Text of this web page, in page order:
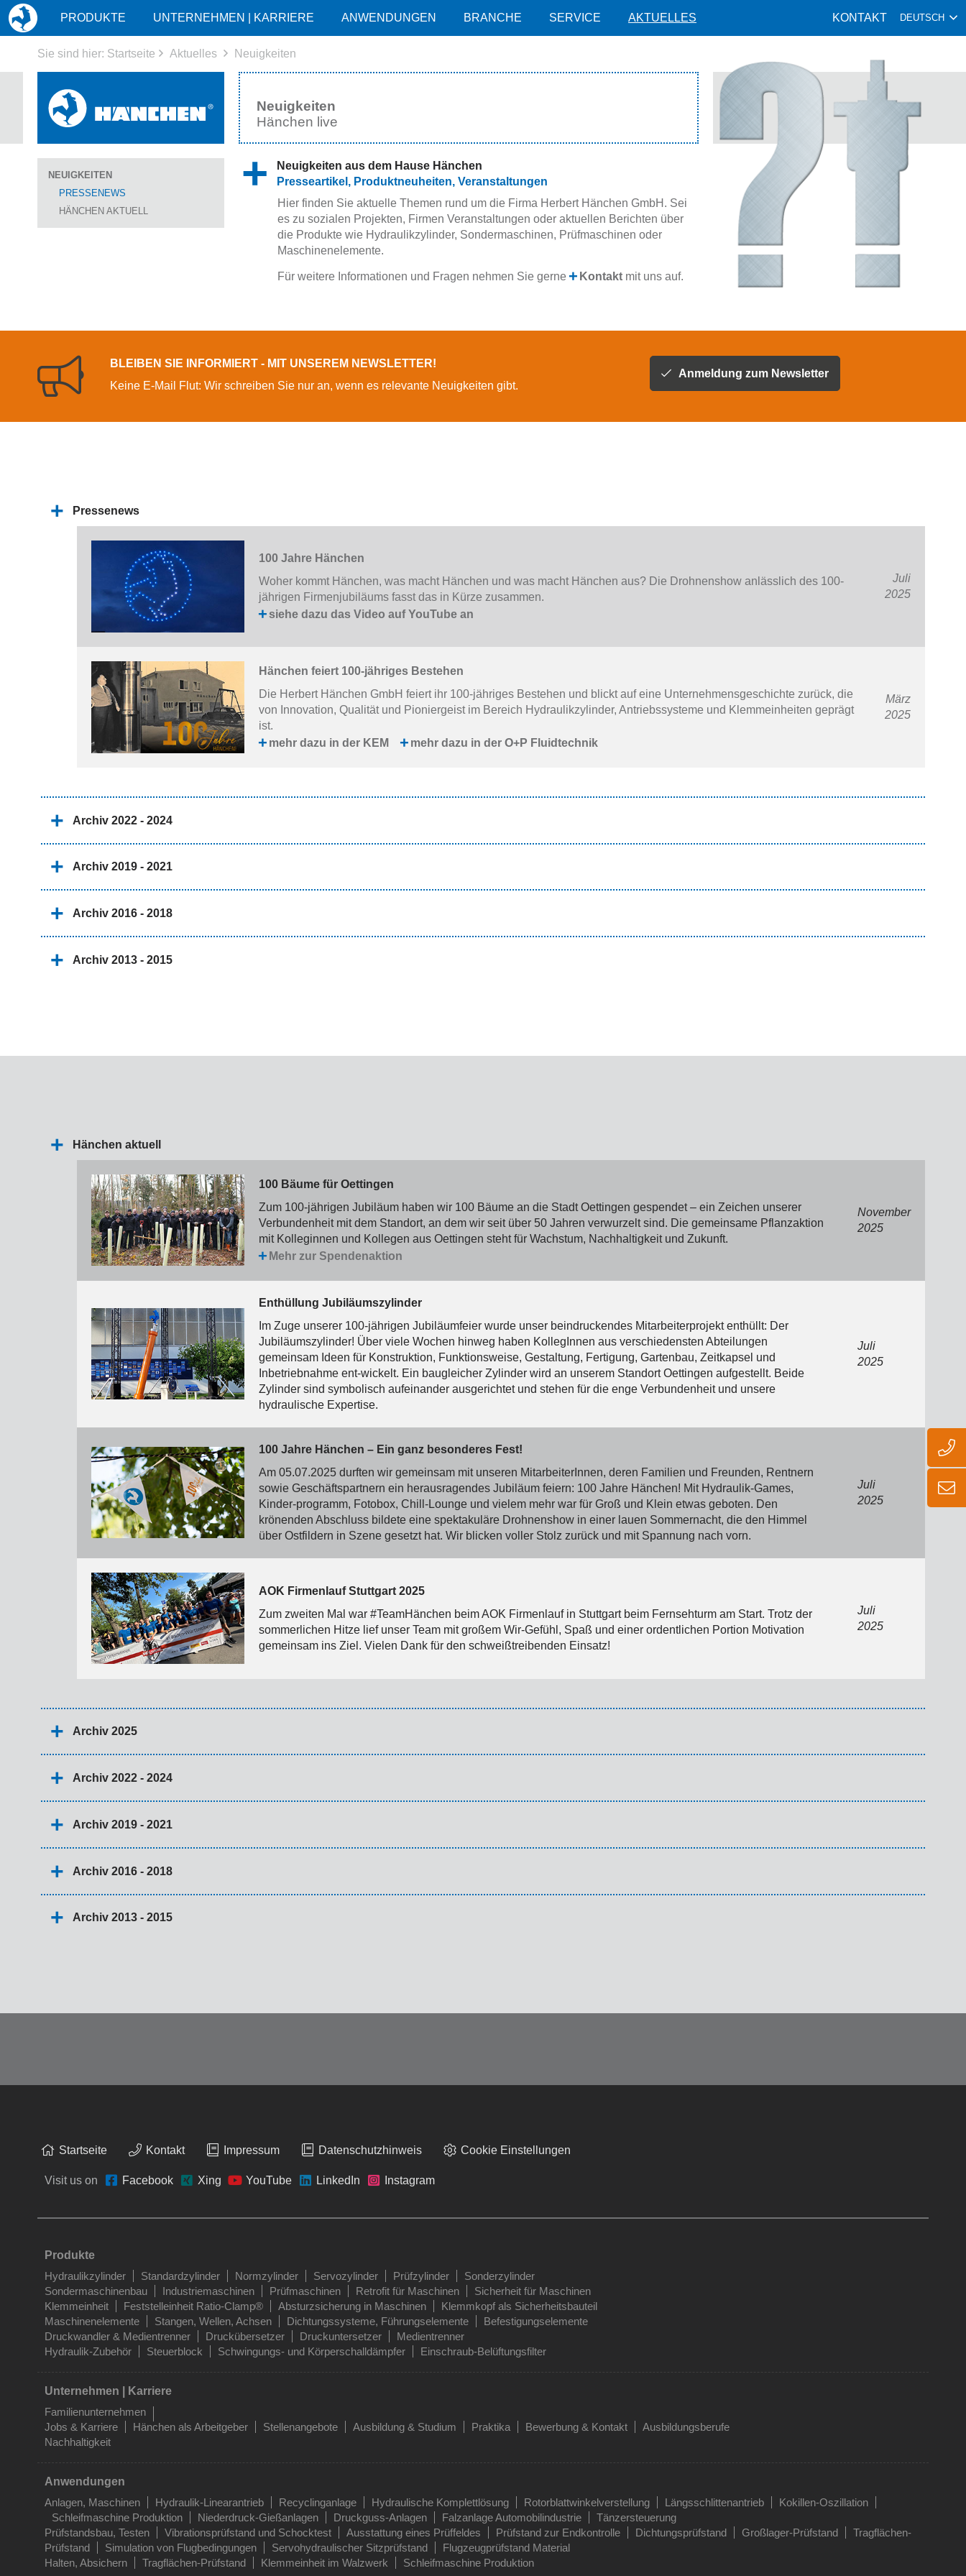
Sie sind hier: Startseite Aktuelles Neuigkeiten
Neuigkeiten
Hänchen live
NEUIGKEITEN
PRESSENEWS
HÄNCHEN AKTUELL
Neuigkeiten aus dem Hause Hänchen
Presseartikel, Produktneuheiten, Veranstaltungen
Hier finden Sie aktuelle Themen rund um die Firma Herbert Hänchen GmbH. Sei
es zu sozialen Projekten, Firmen Veranstaltungen oder aktuellen Berichten über
die Produkte wie Hydraulikzylinder, Sondermaschinen, Prüfmaschinen oder
Maschinenelemente.
Für weitere Informationen und Fragen nehmen Sie gerne Kontakt mit uns auf.
BLEIBEN SIE INFORMIERT - MIT UNSEREM NEWSLETTER!
Keine E-Mail Flut: Wir schreiben Sie nur an, wenn es relevante Neuigkeiten gibt.
Anmeldung zum Newsletter
Pressenews
100 Jahre Hänchen
Woher kommt Hänchen, was macht Hänchen und was macht Hänchen aus? Die Drohnenshow anlässlich des 100-
jährigen Firmenjubiläums fasst das in Kürze zusammen.
siehe dazu das Video auf YouTube an
Juli
2025
Hänchen feiert 100-jähriges Bestehen
Die Herbert Hänchen GmbH feiert ihr 100-jähriges Bestehen und blickt auf eine Unternehmensgeschichte zurück, die
von Innovation, Qualität und Pioniergeist im Bereich Hydraulikzylinder, Antriebssysteme und Klemmeinheiten geprägt
ist.
mehr dazu in der KEM
mehr dazu in der O+P Fluidtechnik
März
2025
Archiv 2022 - 2024
Archiv 2019 - 2021
Archiv 2016 - 2018
Archiv 2013 - 2015
Hänchen aktuell
100 Bäume für Oettingen
Zum 100-jährigen Jubiläum haben wir 100 Bäume an die Stadt Oettingen gespendet – ein Zeichen unserer
Verbundenheit mit dem Standort, an dem wir seit über 50 Jahren verwurzelt sind. Die gemeinsame Pflanzaktion
mit Kolleginnen und Kollegen aus Oettingen steht für Wachstum, Nachhaltigkeit und Zukunft.
Mehr zur Spendenaktion
November
2025
Enthüllung Jubiläumszylinder
Im Zuge unserer 100-jährigen Jubiläumfeier wurde unser beindruckendes Mitarbeiterprojekt enthüllt: Der
Jubiläumszylinder! Über viele Wochen hinweg haben KollegInnen aus verschiedensten Abteilungen
gemeinsam Ideen für Konstruktion, Funktionsweise, Gestaltung, Fertigung, Gartenbau, Zeitkapsel und
Inbetriebnahme ent-wickelt. Ein baugleicher Zylinder wird an unserem Standort Oettingen aufgestellt. Beide
Zylinder sind symbolisch aufeinander ausgerichtet und stehen für die enge Verbundenheit und unsere
hydraulische Expertise.
Juli
2025
100 Jahre Hänchen – Ein ganz besonderes Fest!
Am 05.07.2025 durften wir gemeinsam mit unseren MitarbeiterInnen, deren Familien und Freunden, Rentnern
sowie Geschäftspartnern ein herausragendes Jubiläum feiern: 100 Jahre Hänchen! Mit Hydraulik-Games,
Kinder-programm, Fotobox, Chill-Lounge und vielem mehr war für Groß und Klein etwas geboten. Den
krönenden Abschluss bildete eine spektakuläre Drohnenshow in einer lauen Sommernacht, die den Himmel
über Ostfildern in Szene gesetzt hat. Wir blicken voller Stolz zurück und mit Spannung nach vorn.
Juli
2025
AOK Firmenlauf Stuttgart 2025
Zum zweiten Mal war #TeamHänchen beim AOK Firmenlauf in Stuttgart beim Fernsehturm am Start. Trotz der
sommerlichen Hitze lief unser Team mit großem Wir-Gefühl, Spaß und einer ordentlichen Portion Motivation
gemeinsam ins Ziel. Vielen Dank für den schweißtreibenden Einsatz!
Juli
2025
Archiv 2025
Archiv 2022 - 2024
Archiv 2019 - 2021
Archiv 2016 - 2018
Archiv 2013 - 2015
HOME PRODUKTE UNTERNEHMEN | KARRIERE ANWENDUNGEN BRANCHE SERVICE AKTUELLES DEUTSCH
KONTAKT
Startseite Kontakt Impressum Datenschutzhinweis Cookie Einstellungen
Visit us on Facebook Xing YouTube LinkedIn Instagram
Produkte
Hydraulikzylinder
Standardzylinder Normzylinder Servozylinder Prüfzylinder
Sonderzylinder
Sondermaschinenbau
Industriemaschinen Prüfmaschinen Retrofit für Maschinen
Sicherheit für Maschinen
Klemmeinheit
Feststelleinheit Ratio-Clamp® Absturzsicherung in Maschinen
Klemmkopf als Sicherheitsbauteil
Maschinenelemente
Stangen, Wellen, Achsen Dichtungssysteme, Führungselemente
Befestigungselemente
Druckwandler & Medientrenner
Druckübersetzer Druckuntersetzer
Medientrenner
Hydraulik-Zubehör
Steuerblock Schwingungs- und Körperschalldämpfer Einschraub-Belüftungsfilter
Unternehmen | Karriere
Familienunternehmen
Jobs & Karriere
Hänchen als Arbeitgeber Stellenangebote Ausbildung & Studium Praktika Bewerbung & Kontakt
Ausbildungsberufe
Nachhaltigkeit
Anwendungen
Anlagen, Maschinen
Hydraulik-Linearantrieb Recyclinganlage Hydraulische Komplettlösung Rotorblattwinkelverstellung Längsschlittenantrieb
Kokillen-Oszillation
Schleifmaschine Produktion
Niederdruck-Gießanlagen Druckguss-Anlagen Falzanlage Automobilindustrie
Tänzersteuerung
Prüfstandsbau, Testen
Vibrationsprüfstand und Schocktest Ausstattung eines Prüffeldes Prüfstand zur Endkontrolle Dichtungsprüfstand Großlager-Prüfstand
Tragflächen-
Prüfstand
Simulation von Flugbedingungen Servohydraulischer Sitzprüfstand
Flugzeugprüfstand Material
Halten, Absichern
Tragflächen-Prüfstand Klemmeinheit im Walzwerk Schleifmaschine Produktion